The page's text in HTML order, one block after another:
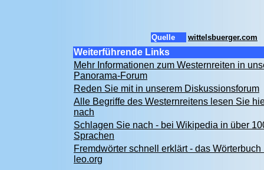
Quelle wittelsbuerger.com
Weiterführende Links
Mehr Informationen zum Westernreiten in
Panorama-Forum
Reden Sie mit in unserem Diskussionsforum
Alle Begriffe des Westernreitens lesen Sie
nach
Schlagen Sie nach - bei Wikipedia in über
Sprachen
Fremdwörter schnell erklärt - das Wörterbuch
leo.org